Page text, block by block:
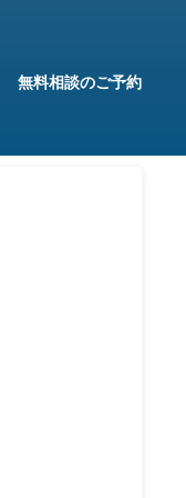
無料相談のご予約